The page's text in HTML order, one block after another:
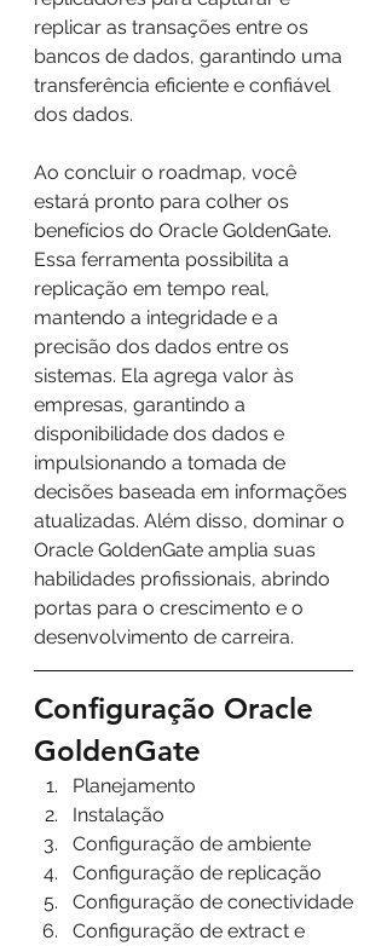
replicar as transações entre os
bancos de dados, garantindo uma
transferência eficiente e confiável
dos dados.
Ao concluir o roadmap, você
estará pronto para colher os
benefícios do Oracle GoldenGate.
Essa ferramenta possibilita a
replicação em tempo real,
mantendo a integridade e a
precisão dos dados entre os
sistemas. Ela agrega valor às
empresas, garantindo a
disponibilidade dos dados e
impulsionando a tomada de
decisões baseada em informações
atualizadas. Além disso, dominar o
Oracle GoldenGate amplia suas
habilidades profissionais, abrindo
portas para o crescimento e o
desenvolvimento de carreira.
Configuração Oracle
GoldenGate
Planejamento
Instalação
Configuração de ambiente
Configuração de replicação
Configuração de conectividade
Configuração de extract e